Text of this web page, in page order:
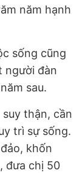
năm hạnh
sống cũng
người đàn
sau.
thận, cần
trì sự sống.
khốn
đưa chị 50